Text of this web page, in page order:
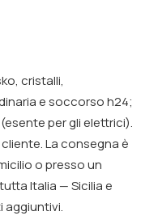
cristalli,
e soccorso h24;
per gli elettrici).
La consegna è
o presso un
Italia — Sicilia e
aggiuntivi.